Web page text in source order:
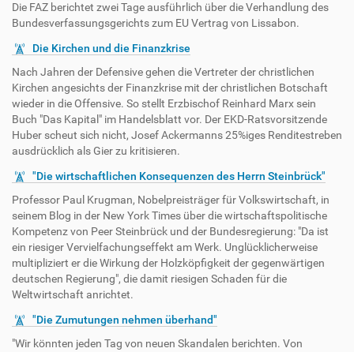
Die FAZ berichtet zwei Tage ausführlich über die Verhandlung des
Bundesverfassungsgerichts zum EU Vertrag von Lissabon.
Die Kirchen und die Finanzkrise
Nach Jahren der Defensive gehen die Vertreter der christlichen
Kirchen angesichts der Finanzkrise mit der christlichen Botschaft
wieder in die Offensive. So stellt Erzbischof Reinhard Marx sein
Buch "Das Kapital" im Handelsblatt vor. Der EKD-Ratsvorsitzende
Huber scheut sich nicht, Josef Ackermanns 25%iges Renditestreben
ausdrücklich als Gier zu kritisieren.
"Die wirtschaftlichen Konsequenzen des Herrn Steinbrück"
Professor Paul Krugman, Nobelpreisträger für Volkswirtschaft, in
seinem Blog in der New York Times über die wirtschaftspolitische
Kompetenz von Peer Steinbrück und der Bundesregierung: "Da ist
ein riesiger Vervielfachungseffekt am Werk. Unglücklicherweise
multipliziert er die Wirkung der Holzköpfigkeit der gegenwärtigen
deutschen Regierung", die damit riesigen Schaden für die
Weltwirtschaft anrichtet.
"Die Zumutungen nehmen überhand"
"Wir könnten jeden Tag von neuen Skandalen berichten. Von